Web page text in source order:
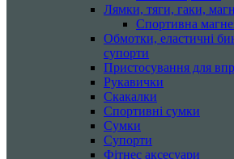
Лямки, тяги, гаки,
Спортивна
Обмотки, еластичні
супорти
Пристосування для
Рукавички
Скакалки
Спортивні сумки
Сумки
Супорти
Фітнес аксесуари